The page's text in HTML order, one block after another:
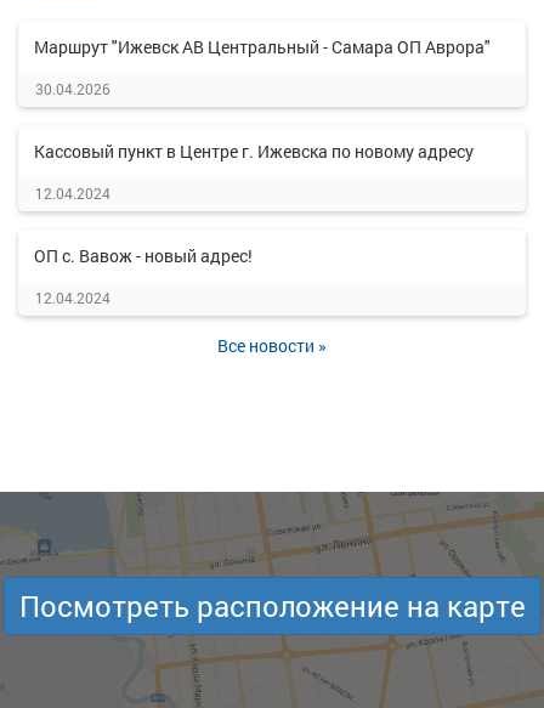
Маршрут "Ижевск АВ Центральный - Самара ОП Аврора"
30.04.2026
Кассовый пункт в Центре г. Ижевска по новому адресу
12.04.2024
ОП с. Вавож - новый адрес!
12.04.2024
Все новости »
Посмотреть расположение на карте